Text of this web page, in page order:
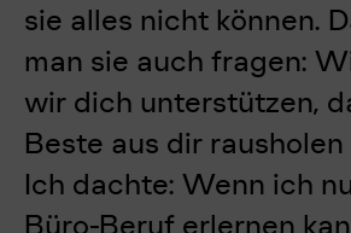
sie alles nicht können.
man sie auch fragen:
wir dich unterstützen,
Beste aus dir rausholen
Ich dachte: Wenn ich
Büro-Beruf erlernen